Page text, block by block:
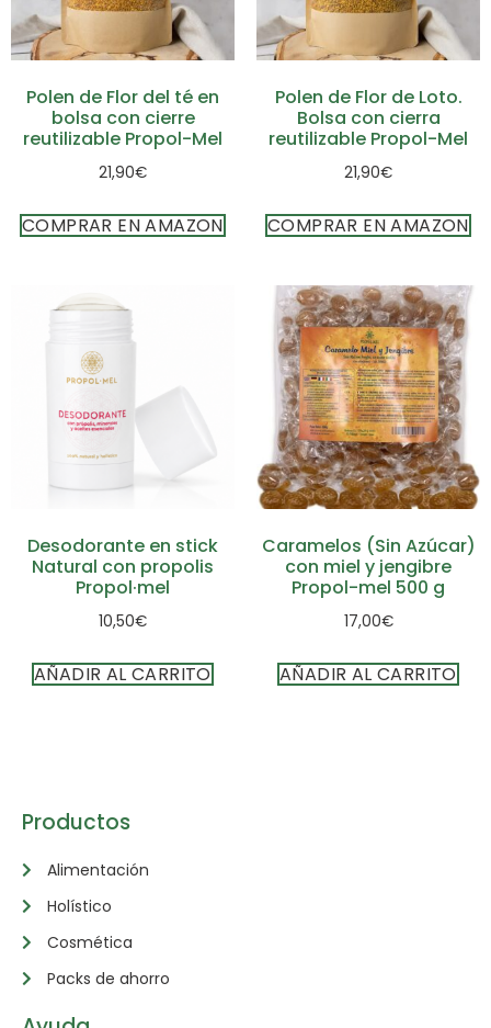
Polen de Flor del té en
bolsa con cierre
reutilizable Propol-Mel
21,90€
COMPRAR EN AMAZON
Polen de Flor de Loto.
Bolsa con cierra
reutilizable Propol-Mel
21,90€
COMPRAR EN AMAZON
Desodorante en stick
Natural con propolis
Propol·mel
10,50€
AÑADIR AL CARRITO
Caramelos (Sin Azúcar)
con miel y jengibre
Propol-mel 500 g
17,00€
AÑADIR AL CARRITO
Productos
Alimentación
Holístico
Cosmética
Packs de ahorro